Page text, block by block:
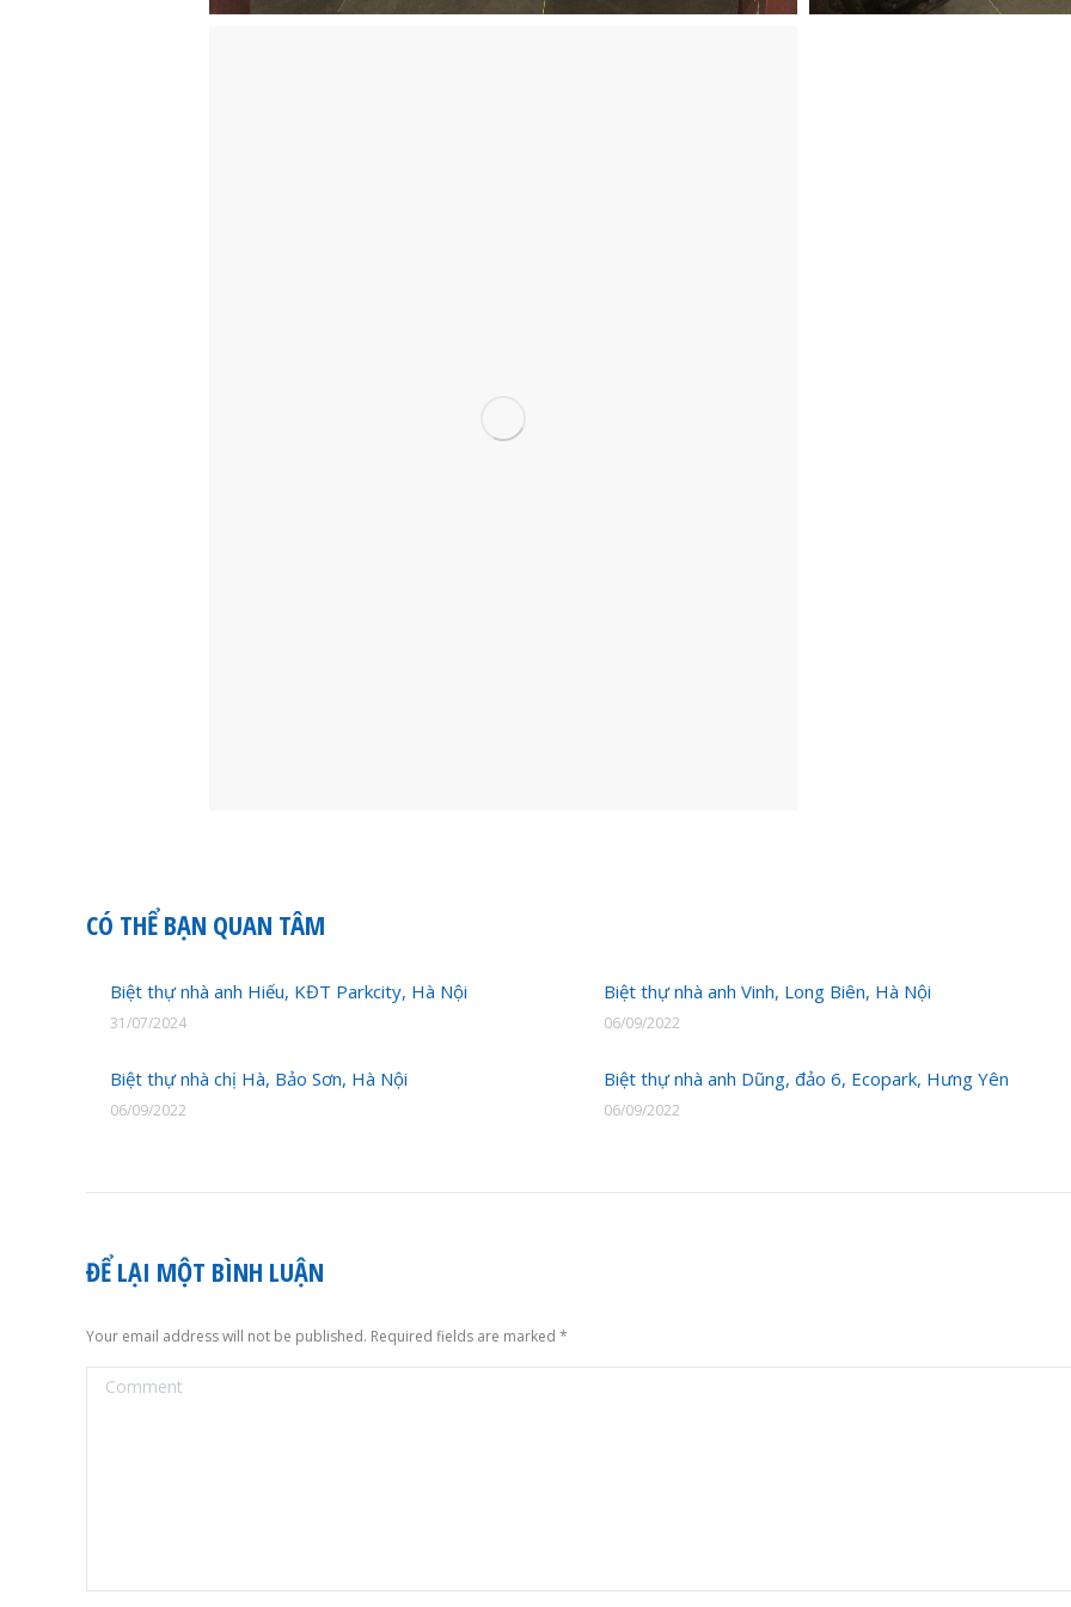
CÓ THỂ BẠN QUAN TÂM
Biệt thự nhà anh Hiếu, KĐT Parkcity, Hà Nội
31/07/2024
Biệt thự nhà anh Vinh, Long Biên, Hà Nội
06/09/2022
Biệt thự nhà chị Hà, Bảo Sơn, Hà Nội
06/09/2022
Biệt thự nhà anh Dũng, đảo 6, Ecopark, Hưng Yên
06/09/2022
ĐỂ LẠI MỘT BÌNH LUẬN
Your email address will not be published. Required fields are marked *
Comment